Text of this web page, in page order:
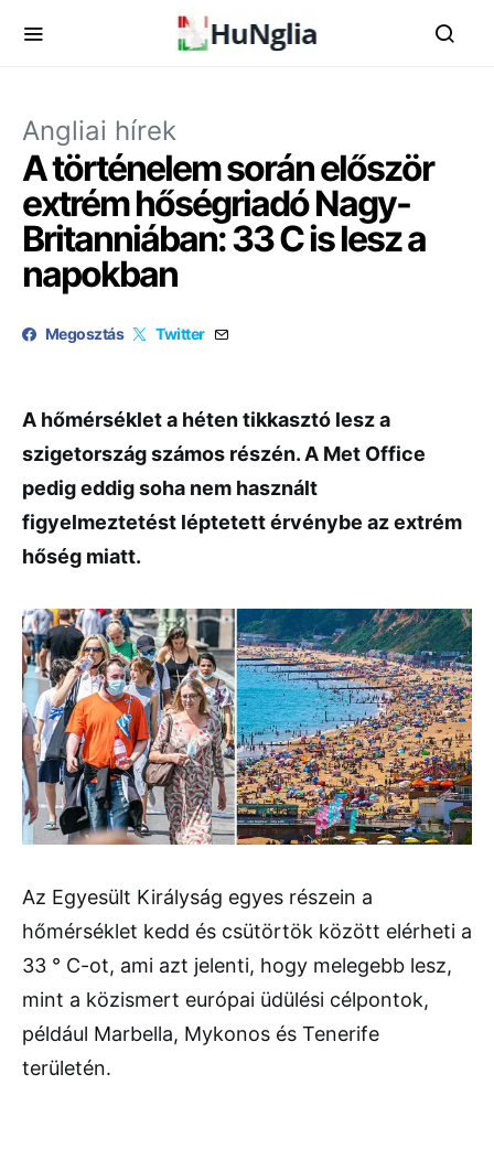
Angliai hírek
A történelem során először
extrém hőségriadó Nagy-
Britanniában: 33 C is lesz a
napokban
Megosztás Twitter
A hőmérséklet a héten tikkasztó lesz a
szigetország számos részén. A Met Office
pedig eddig soha nem használt
figyelmeztetést léptetett érvénybe az extrém
hőség miatt.
Az Egyesült Királyság egyes részein a
hőmérséklet kedd és csütörtök között elérheti a
33 ° C-ot, ami azt jelenti, hogy melegebb lesz,
mint a közismert európai üdülési célpontok,
például Marbella, Mykonos és Tenerife
területén.